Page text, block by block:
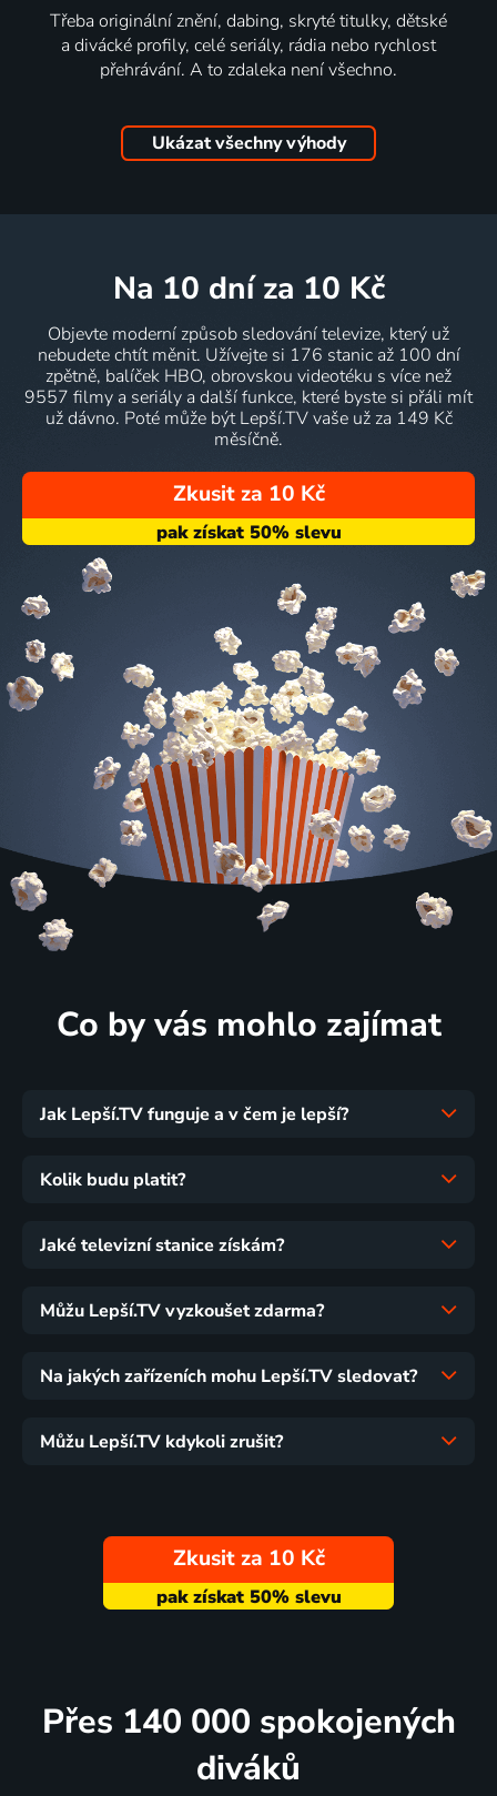
Třeba originální znění, dabing, skryté titulky, dětské
a divácké profily, celé seriály, rádia nebo rychlost
přehrávání. A to zdaleka není všechno.
Ukázat všechny výhody
na 10 dní za 10 Kč
Objevte moderní způsob sledování televize, který už
nebudete chtít měnit. Užívejte si 176 stanic až 100 dní
zpětně, balíček HBO, obrovskou videotéku s více než
9557 filmy a seriály a další funkce, které byste si přáli mít
už dávno. Poté může být Lepší.TV vaše už za 149 Kč
měsíčně.
Zkusit za 10 Kč
Co by vás mohlo zajímat
Jak Lepší.TV funguje a v čem je lepší?
Kolik budu platit?
Jaké televizní stanice získám?
Můžu Lepší.TV vyzkoušet zdarma?
Na jakých zařízeních mohu Lepší.TV sledovat?
Můžu Lepší.TV kdykoli zrušit?
Zkusit za 10 Kč
Přes 140 000 spokojených
diváků